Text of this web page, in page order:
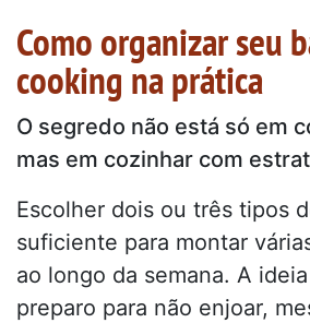
Como organizar seu
cooking na prática
O segredo não está só em
mas em cozinhar com
Escolher dois ou três tipos
suficiente para montar
ao longo da semana. A
preparo para não enjoar,